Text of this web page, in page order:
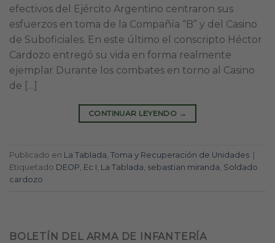
efectivos del Ejército Argentino centraron sus
esfuerzos en toma de la Compañía “B” y del Casino
de Suboficiales. En este último el conscripto Héctor
Cardozo entregó su vida en forma realmente
ejemplar Durante los combates en torno al Casino
de […]
CONTINUAR LEYENDO →
Publicado en La Tablada Toma y Recuperación de Unidades
Etiquetado DEOP Ec I La Tablada sebastian miranda Soldado
cardozo
BOLETÍN DEL ARMA DE INFANTERÍA